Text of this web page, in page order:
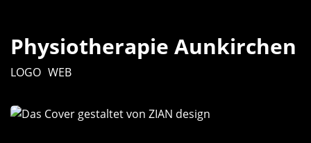
LOGO WEB
Physiotherapie Aunkirchen
Zimmerer-